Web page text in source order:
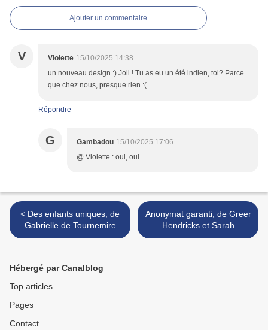
Ajouter un commentaire
V Violette 15/10/2025 14:38
un nouveau design :) Joli ! Tu as eu un été indien, toi? Parce
que chez nous, presque rien :(
Répondre
G Gambadou 15/10/2025 17:06
@ Violette : oui, oui
< Des enfants uniques, de
Gabrielle de Tournemire
Anonymat garanti, de Greer
Hendricks et Sarah
Pekkanen >
Hébergé par Canalblog
Top articles
Pages
Contact